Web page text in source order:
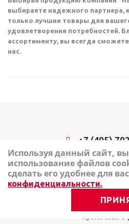
выбираете надежного партнера,
только лучшие товары для
удовлетворения потребностей.
ассортименту, вы всегда
нас.
+7 (495)
2026 © Наш Карандаш:
товаров
Карта
Используя данный сайт, вы
использование файлов
сделать его удобнее для
конфиденциальности.